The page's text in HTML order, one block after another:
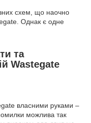
схем, що наочно
Однак є одне
та
Wastegate
власними руками –
можлива так